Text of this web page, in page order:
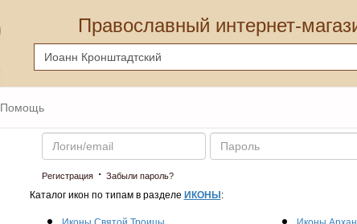
Православный интернет-
Помощь
Email Пароль
Регистрация· Забыли пароль?
Каталог икон по типам в разделе ИКОНЫ :